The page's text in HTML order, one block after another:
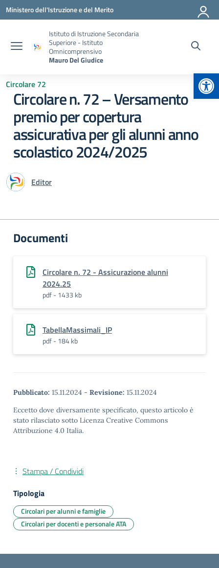
Vai ai contenuti
Vai al menu di navigazione
Vai al footer
Ministero dell'Istruzione e del Merito
Istituto di Istruzione Secondaria
Superiore - Istituto
Omnicomprensivo
Mauro Del Giudice
Circolare 72
Circolare n. 72 – Versamento
premio per copertura
assicurativa per gli alunni anno
scolastico 2024/2025
Editor
Documenti
Circolare n. 72 - Assicurazione alunni
2024.25
pdf - 1433 kb
TabellaMassimali_IP
pdf - 184 kb
Pubblicato: 15.11.2024 - Revisione: 15.11.2024
Eccetto dove diversamente specificato, questo articolo è
stato rilasciato sotto Licenza Creative Commons
Attribuzione 4.0 Italia.
Stampa / Condividi
Tipologia
Circolari per alunni e famiglie
Circolari per docenti e personale ATA